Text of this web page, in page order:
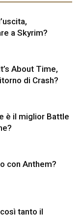
a Skyrim?
About Time,
di Crash?
è il miglior Battle
con Anthem?
tanto il